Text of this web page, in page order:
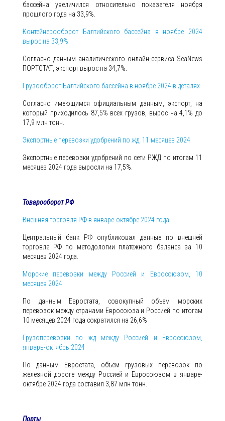
бассейна увеличился относительно показателя ноября
прошлого года на 33,9%.
Контейнерооборот Балтийского бассейна в ноябре 2024
вырос на 33,9%
Согласно данным аналитического онлайн-сервиса SeaNews
ПОРТСТАТ, экспорт вырос на 34,7%.
Грузооборот Балтийского бассейна в ноябре 2024 в деталях
Согласно имеющимся официальным данным, экспорт, на
который приходилось 87,5% всех грузов, вырос на 4,1% до
17,9 млн тонн.
Экспортные перевозки удобрений по жд, 11 месяцев 2024
Экспортные перевозки удобрений по сети РЖД по итогам 11
месяцев 2024 года выросли на 17,5%.
Товарооборот РФ
Внешняя торговля РФ в январе-октябре 2024 года
Центральный банк РФ опубликовал данные по внешней
торговле РФ по методологии платежного баланса за 10
месяцев 2024 года.
Морские перевозки между Россией и Евросоюзом, 10
месяцев 2024
По данным Евростата, совокупный объем морских
перевозок между странами Евросоюза и Россией по итогам
10 месяцев 2024 года сократился на 26,6%
Грузоперевозки по жд между Россией и Евросоюзом,
январь-октябрь 2024
По данным Евростата, объем грузовых перевозок по
железной дороге между Россией и Евросоюзом в январе-
октябре 2024 года составил 3,87 млн тонн.
Порты